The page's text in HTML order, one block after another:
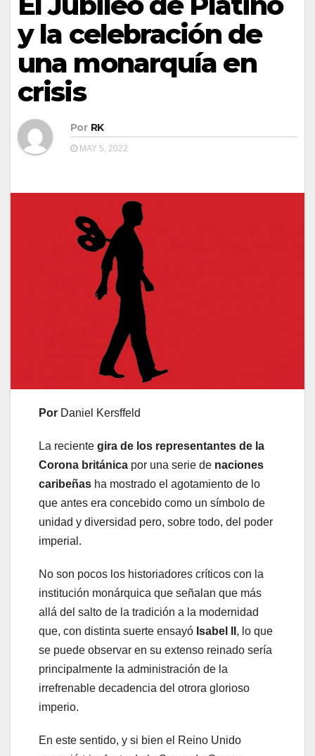
y la celebración de
una monarquía en
crisis
Por RK
MAY 5, 2022
Por Daniel Kersffeld
La reciente gira de los representantes de la
Corona británica por una serie de naciones
caribeñas ha mostrado el agotamiento de lo
que antes era concebido como un símbolo de
unidad y diversidad pero, sobre todo, del poder
imperial.
No son pocos los historiadores críticos con la
institución monárquica que señalan que más
allá del salto de la tradición a la modernidad
que, con distinta suerte ensayó Isabel II , lo que
se puede observar en su extenso reinado sería
principalmente la administración de la
irrefrenable decadencia del otrora glorioso
imperio.
En este sentido, y si bien el Reino Unido